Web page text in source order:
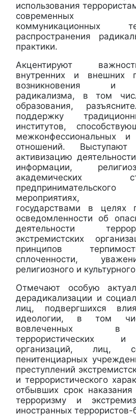
использования
современных
коммуникационных
распространения
практики.
Акцентируют
внутренних и внешних
возникновения и
радикализма, в том
образования,
поддержку
институтов,
межконфессиональных
отношений.
активизацию
информации,
академических
мероприятиях,
государствами в целях
осведомленности об
деятельности
экстремистских
принципов
сплоченности,
религиозного и
Отмечают особую
дерадикализации и
лиц, подвергшихся
идеологии, в том
вовлеченных в
террористических и
организаций, лиц,
пенитенциарных
преступлений
и террористического
отбывших срок
терроризму и
иностранных террористов-